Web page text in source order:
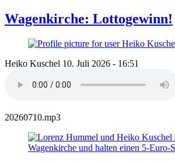
Sendung
aus
Garage
Wagenkirche: Lottogewinn!
Heiko Kuschel 10. Juli 2026 - 16:51
20260710.mp3